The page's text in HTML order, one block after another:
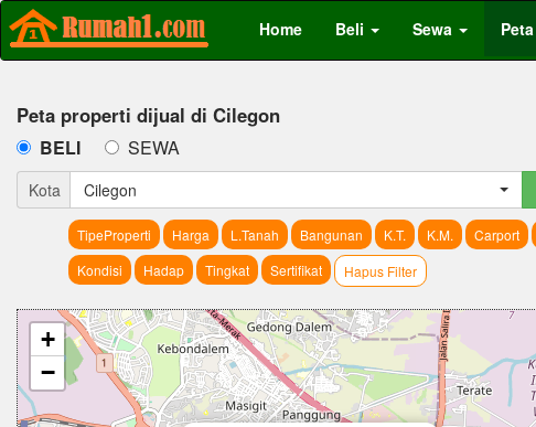
Home Beli Sewa Peta
Peta properti dijual di Cilegon
BELI SEWA
Kota Cilegon
TipeProperti Harga L.Tanah Bangunan K.T. K.M. Carport
Kondisi
Hadap Tingkat Sertifikat Hapus Filter
+
−